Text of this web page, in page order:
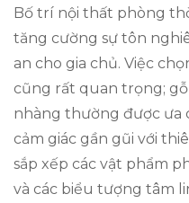
Bố trí nội thất phòng
tăng cường sự tôn
an cho gia chủ. Việc
cũng rất quan trọng;
nhàng thường được ưa
cảm giác gần gũi với
sắp xếp các vật phẩm
và các biểu tượng tâm